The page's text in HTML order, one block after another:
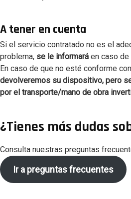
A tener en cuenta
Si el servicio contratado no es el
problema, se le informará en caso de
En caso de que no esté conforme
devolveremos su dispositivo, pero
por el transporte/mano de obra
¿Tienes más dudas
Consulta nuestras preguntas
Ir a preguntas frecuentes